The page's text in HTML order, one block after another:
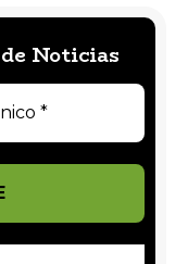
Noticias